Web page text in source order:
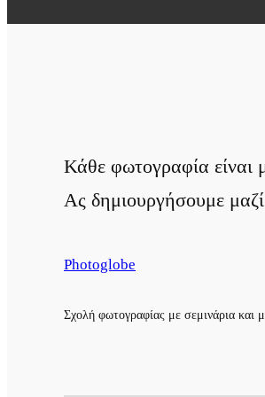
Κάθε φωτογραφία είναι
Ας δημιουργήσουμε
Photoglobe
Σχολή φωτογραφίας με σεμινάρια και